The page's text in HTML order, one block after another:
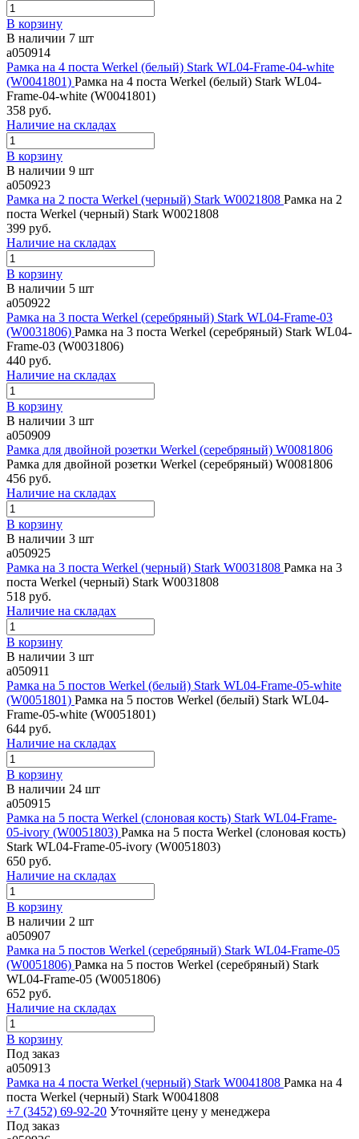
В корзину
В наличии 7 шт
a050914
Рамка на 4 поста Werkel (белый) Stark WL04-Frame-04-white
(W0041801) Рамка на 4 поста Werkel (белый) Stark WL04-
Frame-04-white (W0041801)
358 руб.
Наличие на складах
В корзину
В наличии 9 шт
a050923
Рамка на 2 поста Werkel (черный) Stark W0021808 Рамка на 2
поста Werkel (черный) Stark W0021808
399 руб.
Наличие на складах
В корзину
В наличии 5 шт
a050922
Рамка на 3 поста Werkel (серебряный) Stark WL04-Frame-03
(W0031806) Рамка на 3 поста Werkel (серебряный) Stark WL04-
Frame-03 (W0031806)
440 руб.
Наличие на складах
В корзину
В наличии 3 шт
a050909
Рамка для двойной розетки Werkel (серебряный) W0081806
Рамка для двойной розетки Werkel (серебряный) W0081806
456 руб.
Наличие на складах
В корзину
В наличии 3 шт
a050925
Рамка на 3 поста Werkel (черный) Stark W0031808 Рамка на 3
поста Werkel (черный) Stark W0031808
518 руб.
Наличие на складах
В корзину
В наличии 3 шт
a050911
Рамка на 5 постов Werkel (белый) Stark WL04-Frame-05-white
(W0051801) Рамка на 5 постов Werkel (белый) Stark WL04-
Frame-05-white (W0051801)
644 руб.
Наличие на складах
В корзину
В наличии 24 шт
a050915
Рамка на 5 поста Werkel (слоновая кость) Stark WL04-Frame-
05-ivory (W0051803) Рамка на 5 поста Werkel (слоновая кость)
Stark WL04-Frame-05-ivory (W0051803)
650 руб.
Наличие на складах
В корзину
В наличии 2 шт
a050907
Рамка на 5 постов Werkel (серебряный) Stark WL04-Frame-05
(W0051806) Рамка на 5 постов Werkel (серебряный) Stark
WL04-Frame-05 (W0051806)
652 руб.
Наличие на складах
В корзину
Под заказ
a050913
Рамка на 4 поста Werkel (черный) Stark W0041808 Рамка на 4
поста Werkel (черный) Stark W0041808
+7 (3452) 69-92-20 Уточняйте цену у менеджера
Под заказ